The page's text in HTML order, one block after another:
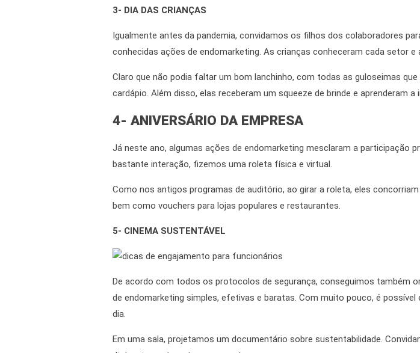
3- DIA DAS CRIANÇAS
Igualmente antes da pandemia, convidamos os filhos dos colaboradores
conhecidas ações de endomarketing . As crianças conheceram cada setor e
Claro que não podia faltar um bom lanchinho, com todas as guloseimas
cardápio. Além disso, elas receberam um squeeze de brinde e aprenderam a
4- ANIVERSÁRIO DA EMPRESA
Já neste ano, algumas ações de endomarketing mesclaram a participação
bastante interação, fizemos uma roleta física e virtual.
Como nos antigos programas de auditório, ao girar a roleta, eles
bem como vouchers para lojas populares e restaurantes.
5- CINEMA SUSTENTÁVEL
De acordo com todos os protocolos de segurança, conseguimos também
de endomarketing simples, efetivas e baratas. Com muito pouco, é possível
dia.
Em uma sala, projetamos um documentário sobre sustentabilidade.